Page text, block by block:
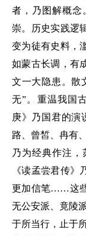
者，乃图解概念
崇。历史实践逻
变为徒有史料，
如蒙古长调，有
文一大隐患。散
无”。重温我国
庚》乃国君的演
路、曾皙、冉有
乃为经典作注
《读孟尝君传
更加信笔……这
无公安派、竟陵
于所当行，止于